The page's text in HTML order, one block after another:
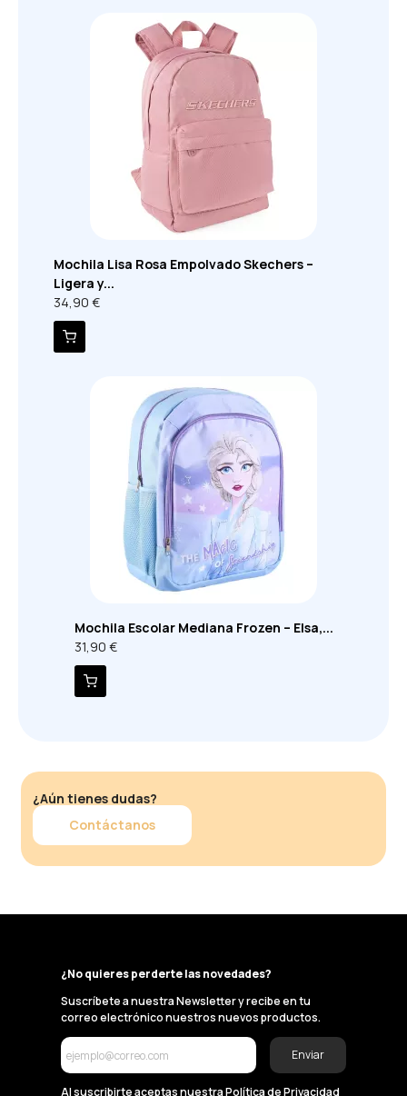
Mochila Lisa Rosa Empolvado Skechers –
Ligera y...
34,90 €
Mochila Escolar Mediana Frozen – Elsa,...
31,90 €
¿Aún tienes dudas?
Contáctanos
¿No quieres perderte las novedades?
Suscríbete a nuestra Newsletter y recibe en tu
correo electrónico nuestros nuevos productos.
Enviar
Al suscribirte aceptas nuestraPolítica de Privacidad